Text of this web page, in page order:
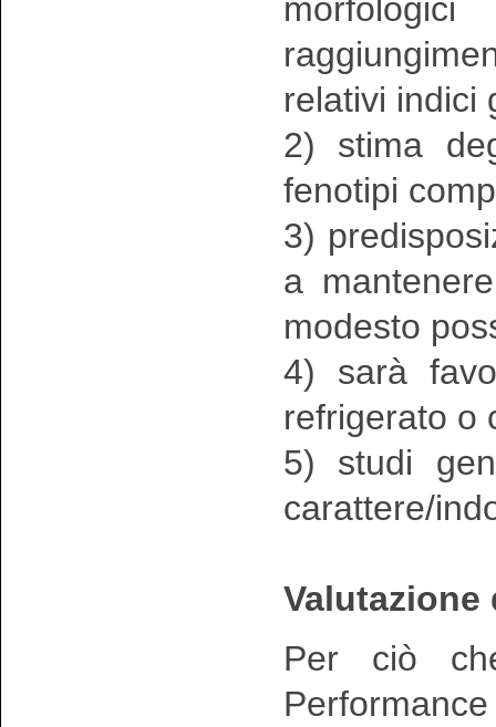
relativi indici
2) stima
fenotipi
3)
a
modesto
4) sarà
refrigerato o
5) studi
carattere/
Per ciò